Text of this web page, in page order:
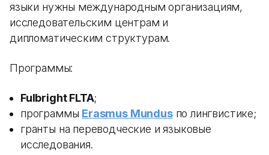
языки нужны международным организациям,
исследовательским центрам и
дипломатическим структурам.
Программы:
Fulbright FLTA;
программы Erasmus Mundusпо лингвистике;
гранты на переводческие и языковые
исследования.